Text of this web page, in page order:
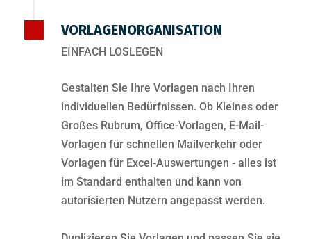
VORLAGENORGANISATION
EINFACH LOSLEGEN
Gestalten Sie Ihre Vorlagen nach Ihren
individuellen Bedürfnissen. Ob Kleines oder
Großes Rubrum, Office-Vorlagen, E-Mail-
Vorlagen für schnellen Mailverkehr oder
Vorlagen für Excel-Auswertungen - alles ist
im Standard enthalten und kann von
autorisierten Nutzern angepasst werden.